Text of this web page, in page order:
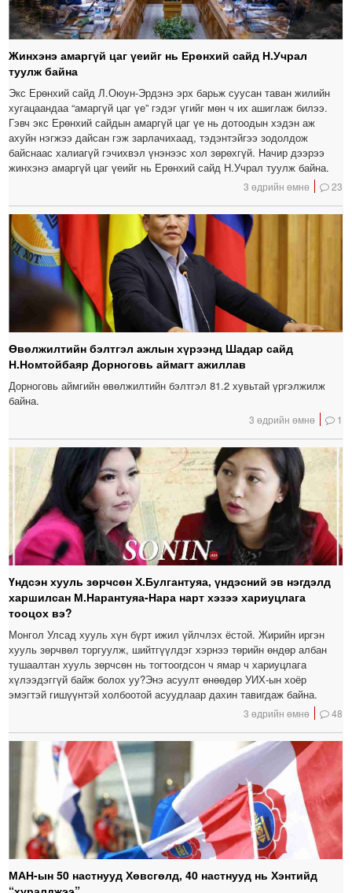
Жинхэнэ амаргүй цаг үеийг нь Ерөнхий сайд Н.Учрал
туулж байна
Экс Ерөнхий сайд Л.Оюун-Эрдэнэ эрх барьж суусан таван жилийн
хугацаандаа “амаргүй цаг үе” гэдэг үгийг мөн ч их ашиглаж билээ.
Гэвч экс Ерөнхий сайдын амаргүй цаг үе нь дотоодын хэдэн аж
ахуйн нэгжээ дайсан гэж зарлачихаад, тэдэнтэйгээ зодолдож
байснаас халиагүй гэчихвэл үнэнээс хол зөрөхгүй. Начир дээрээ
жинхэнэ амаргүй цаг үеийг нь Ерөнхий сайд Н.Учрал туулж байна.
3 өдрийн өмнө 23
Өвөлжилтийн бэлтгэл ажлын хүрээнд Шадар сайд
Н.Номтойбаяр Дорноговь аймагт ажиллав
Дорноговь аймгийн өвөлжилтийн бэлтгэл 81.2 хувьтай үргэлжилж
байна.
3 өдрийн өмнө 1
Үндсэн хууль зөрчсөн Х.Булгантуяа, үндэсний эв нэгдэлд
харшилсан М.Нарантуяа-Нара нарт хэзээ хариуцлага
тооцох вэ?
Монгол Улсад хууль хүн бүрт ижил үйлчлэх ёстой. Жирийн иргэн
хууль зөрчвөл торгуулж, шийтгүүлдэг хэрнээ төрийн өндөр албан
тушаалтан хууль зөрчсөн нь тогтоогдсон ч ямар ч хариуцлага
хүлээдэггүй байж болох уу?Энэ асуулт өнөөдөр УИХ-ын хоёр
эмэгтэй гишүүнтэй холбоотой асуудлаар дахин тавигдаж байна.
3 өдрийн өмнө 48
МАН-ын 50 настнууд Хөвсгөлд, 40 настнууд нь Хэнтийд